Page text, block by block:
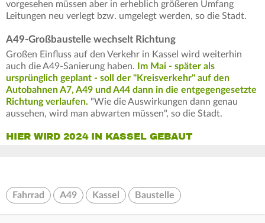
vorgesehen müssen aber in erheblich größeren Umfang
Leitungen neu verlegt bzw. umgelegt werden, so die Stadt.
A49-Großbaustelle wechselt Richtung
Großen Einfluss auf den Verkehr in Kassel wird weiterhin
auch die A49-Sanierung haben.
Im Mai - später als
ursprünglich geplant - soll der "Kreisverkehr" auf den
Autobahnen A7, A49 und A44 dann in die entgegengesetzte
Richtung verlaufen. "Wie die Auswirkungen dann genau
aussehen, wird man abwarten müssen", so die Stadt.
HIER WIRD 2024 IN KASSEL GEBAUT
Fahrrad A49 Kassel Baustelle